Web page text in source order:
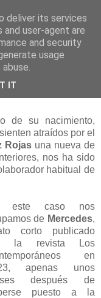
de su nacimiento,
atraídos por el
Rojas una nueva de
nos ha sido
habitual de
este caso nos
de Mercedes,
corto publicado
la revista Los
en
apenas unos
después de
puesto a la
deliver its services
and user-agent are
and security
usage
IT